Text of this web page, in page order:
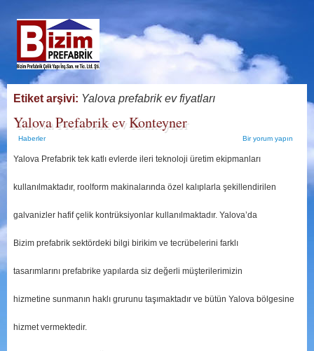
Etiket arşivi: Yalova prefabrik ev fiyatları
Yalova Prefabrik ev Konteyner
Haberler Bir yorum yapın
Yalova Prefabrik tek katlı evlerde ileri teknoloji üretim ekipmanları
kullanılmaktadır, roolform makinalarında özel kalıplarla şekillendirilen
galvanizler hafif çelik kontrüksiyonlar kullanılmaktadır. Yalova’da
Bizim prefabrik sektördeki bilgi birikim ve tecrübelerini farklı
tasarımlarını prefabrike yapılarda siz değerli müşterilerimizin
hizmetine sunmanın haklı grurunu taşımaktadır ve bütün Yalova bölgesine
hizmet vermektedir.